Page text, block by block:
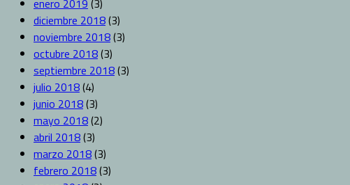
enero 2019 (3)
diciembre 2018(3)
noviembre 2018(3)
octubre 2018(3)
septiembre 2018(3)
julio 2018(4)
junio 2018(3)
mayo 2018(2)
abril 2018(3)
marzo 2018(3)
febrero 2018(3)